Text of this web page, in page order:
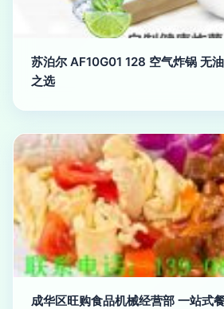
苏泊尔 AF10G01 128 空气炸锅 无
之选
成华区旺购食品机械经营部 一站式